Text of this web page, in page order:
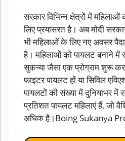
सरकार विभिन्न क्षेत्रों में महिलाओं
लिए प्रयासरत है। अब मोदी
भी महिलाओं के लिए नए अवसर
है। महिलाओं को पायलट बनाने में
सुकन्या जैसा एक प्रोग्राम शुरू
फाइटर पायलट हों या सिविल
पायलटों की संख्या में दुनियाभर
प्रतिशत पायलट महिलाएं हैं, जो
अधिक है।Boing Sukanya